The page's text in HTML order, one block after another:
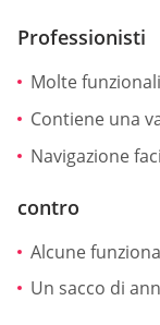
Professionisti
Molte
Contiene una
Navigazione
contro
Alcune
Un sacco di